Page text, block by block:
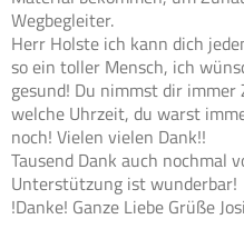
Wegbegleiter.
Herr Holste ich kann dich
so ein toller Mensch, ich
gesund! Du nimmst dir immer
welche Uhrzeit, du warst
noch! Vielen vielen Dank!!
Tausend Dank auch nochmal
Unterstützung ist wunderbar!
!Danke! Ganze Liebe Grüße